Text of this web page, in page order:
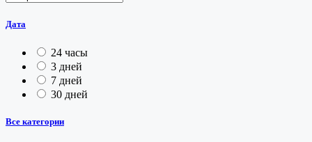
Дата
24 часы
3 дней
7 дней
30 дней
Все категории